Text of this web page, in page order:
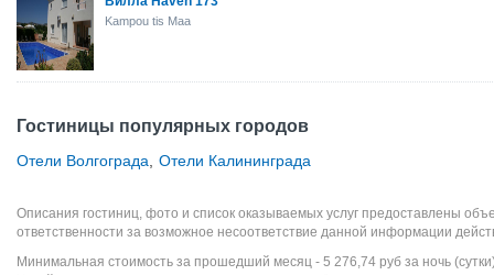
Kampou tis Maa
Гостиницы популярных городов
Отели Волгограда Отели Калининграда
Описания гостиниц, фото и список оказываемых услуг предоставлены
ответственности за возможное несоответствие данной информации
Минимальная стоимость за прошедший месяц - 5 276,74 руб за ночь